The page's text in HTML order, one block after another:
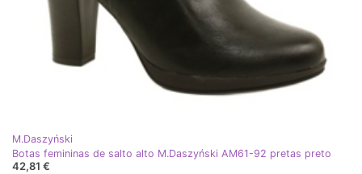
M.Daszyński
Botas femininas de salto alto M.Daszyński AM61-92 pretas preto
42,81 €